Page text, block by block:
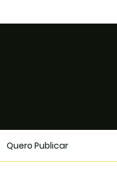
Quero Publicar